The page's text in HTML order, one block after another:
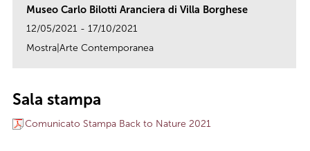
Museo Carlo Bilotti Aranciera di Villa Borghese
12/05/2021 - 17/10/2021
Mostra|Arte Contemporanea
Sala stampa
Comunicato Stampa Back to Nature 2021